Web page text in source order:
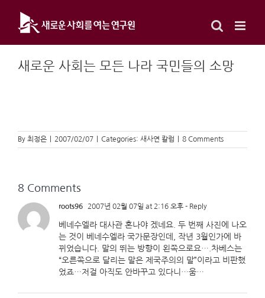
content
새로운 사회는 모든 나라 국민들의 소망
By 최정은 2007/02/07 Categories: 새사연 칼럼 8 Comments
8 Comments
roots96 2007년 02월 07일 at 2:16 오후 - Reply
베네수엘라 대사관 혼나야 겠네요. 두 번째 사진에 나오
는 것이 베네수엘라 국가문장인데, 작년 3월인가에 바
뀌었습니다. 말의 뛰는 방향이 왼쪽으로요….차베스는
“오른쪽으로 달리는 말은 제국주의의 말”이라고 비판했
었죠…저걸 아직도 안바꾸고 있다니…움…